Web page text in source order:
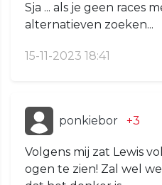
Sja ... als je geen races
alternatieven zoeken...
15-11-2023 18:41
ponkiebor +3
Volgens mij zat Lewis
ogen te zien! Zal wel